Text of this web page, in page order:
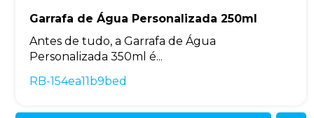
Garrafa de Água Personalizada 250ml
Antes de tudo, a Garrafa de Água
Personalizada 350ml é...
RB-154ea11b9bed